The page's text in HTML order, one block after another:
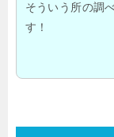
そういう所の調
す！